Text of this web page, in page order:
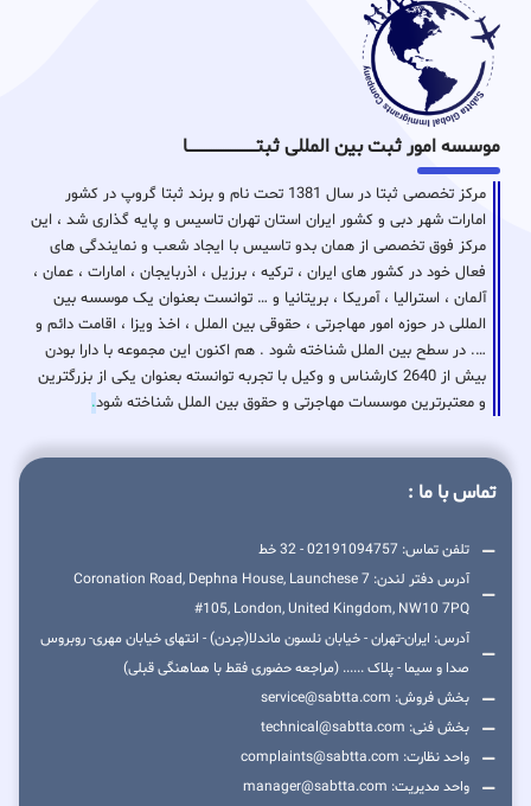
موسسه امور ثبت بین المللی ثبتـــــــــــــــــــــــــــــا
مرکز تخصصی ثبتا در سال 1381 تحت نام و برند ثبتا گروپ در کشور
امارات شهر دبی و کشور ایران استان تهران تاسیس و پایه گذاری شد ، این
مرکز فوق تخصصی از همان بدو تاسیس با ایجاد شعب و نمایندگی های
فعال خود در کشور های ایران ، ترکیه ، برزیل ، اذربایجان ، امارات ، عمان ،
آلمان ، استرالیا ، آمریکا ، بریتانیا و … توانست بعنوان یک موسسه بین
المللی در حوزه امور مهاجرتی ، حقوقی بین الملل ، اخذ ویزا ، اقامت دائم و
…. در سطح بین الملل شناخته شود . هم اکنون این مجموعه با دارا بودن
بیش از 2640 کارشناس و وکیل با تجربه توانسته بعنوان یکی از بزرگترین
و معتبرترین موسسات مهاجرتی و حقوق بین الملل شناخته شود.
تماس با ما :
تلفن تماس: 02191094757 - 32 خط
آدرس دفتر لندن: 7 Coronation Road, Dephna House, Launchese
#105, London, United Kingdom, NW10 7PQ
آدرس: ایران-تهران - خیابان نلسون ماندلا(جردن) - انتهای خیابان مهری- روبروس
صدا و سیما - پلاک ...... (مراجعه حضوری فقط با هماهنگی قبلی)
بخش فروش: service@sabtta.com
بخش فنی: technical@sabtta.com
واحد نظارت: complaints@sabtta.com
واحد مدیریت: manager@sabtta.com